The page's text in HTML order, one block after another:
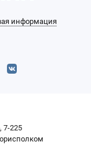
информация
7-225